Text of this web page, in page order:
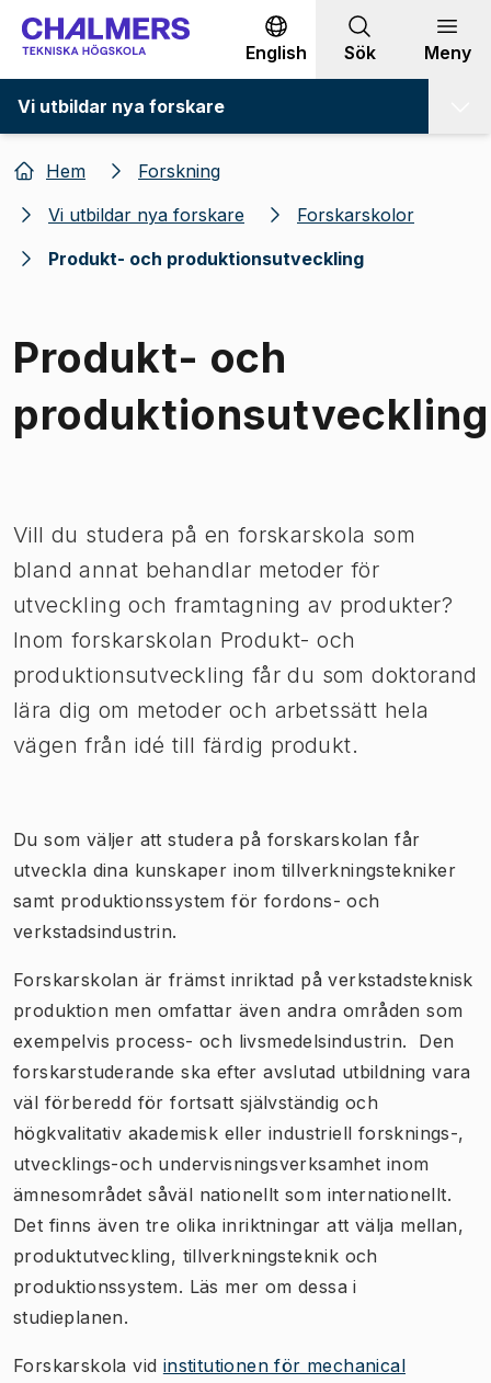
Gå till innehållet
English Sök Meny
Vi utbildar nya forskare
Hem
Forskning
Vi utbildar nya forskare
Forskarskolor
Produkt- och produktionsutveckling
Produkt- och
produktionsutveckling
Vill du studera på en forskarskola som
bland annat behandlar metoder för
utveckling och framtagning av produkter?
Inom forskarskolan Produkt- och
produktionsutveckling får du som doktorand
lära dig om metoder och arbetssätt hela
vägen från idé till färdig produkt.
Du som väljer att studera på forskarskolan får
utveckla dina kunskaper inom tillverkningstekniker
samt produktionssystem för fordons- och
verkstadsindustrin.
Forskarskolan är främst inriktad på verkstadsteknisk
produktion men omfattar även andra områden som
exempelvis process- och livsmedelsindustrin. Den
forskarstuderande ska efter avslutad utbildning vara
väl förberedd för fortsatt självständig och
högkvalitativ akademisk eller industriell forsknings-,
utvecklings-och undervisningsverksamhet inom
ämnesområdet såväl nationellt som internationellt.
Det finns även tre olika inriktningar att välja mellan,
produktutveckling, tillverkningsteknik och
produktionssystem. Läs mer om dessa i
studieplanen.
​​Forskarskola vid institutionen för mechanical